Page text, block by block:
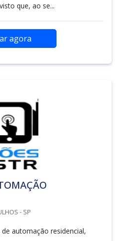
que, ao se...
agora
- SP
automação residencial,